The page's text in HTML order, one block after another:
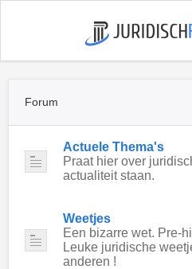
Forum
Actuele Thema's
Praat hier over
actualiteit staan.
Weetjes
Een bizarre wet. Pre-
Leuke juridische
anderen !